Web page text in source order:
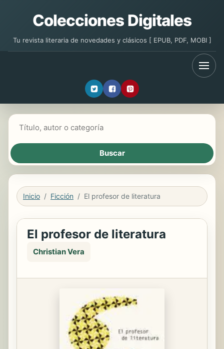
Colecciones Digitales
Tu revista literaria de novedades y clásicos [ EPUB, PDF, MOBI ]
Inicio Ficción El profesor de literatura
El profesor de literatura
Christian Vera